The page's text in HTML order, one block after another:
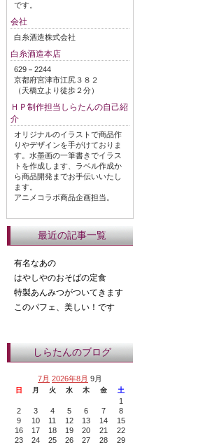
です。
会社
白糸酒造株式会社
白糸酒造本店
629－2244
京都府宮津市江尻３８２
（天橋立より徒歩２分）
ＨＰ制作担当しらたんの自己紹
介
オリジナルのイラストで商品作
りやデザインを手がけておりま
す。水墨画の一筆書きでイラス
トを作成します、ラベル作成か
ら商品開発までお手伝いいたし
ます。
アニメコラボ商品企画担当。
最近の記事一覧
有名なあの
はやしやのおそばの定食
特製あんみつがついてきます
このパフェ、美しい！です
しらたんのブログ
7月 2026年8月 9月
日 月 火 水 木 金 土
1
2
3 4 5 6 7
8
9
10 11 12 13 14
15
16
17 18 19 20 21
22
23
24 25 26 27 28
29